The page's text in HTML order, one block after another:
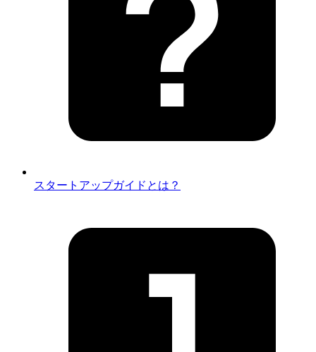
スタートアップガイドとは？